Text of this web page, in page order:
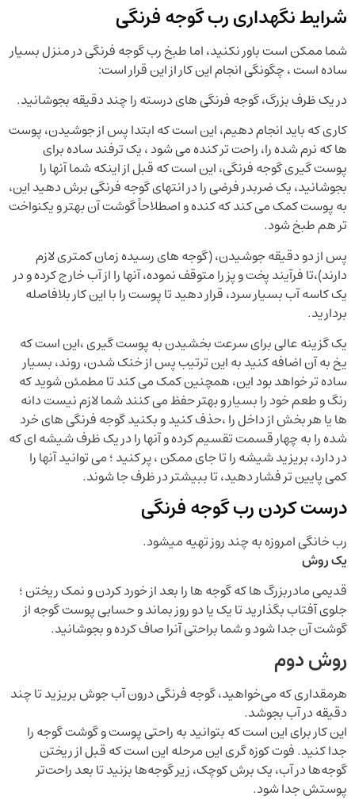
شرایط نگهداری رب گوجه فرنگی
شما ممکن است باور نکنید، اما طبخ رب گوجه فرنگی در منزل بسیار
ساده است ، چگونگی انجام این کار از این قرار است:
در یک ظرف بزرگ، گوجه فرنگی های درسته را چند دقیقه بجوشانید.
کاری که باید انجام دهیم، این است که ابتدا پس از جوشیدن، پوست
ها که نرم شده را، راحت تر کنده می شود ، یک ترفند ساده برای
پوست گیری گوجه فرنگی، این است که قبل از اینکه شما آنها را
بجوشانید، یک ضربدر فرضی را در انتهای گوجه فرنگی برش دهید این،
به پوست کمک می کند که کنده و اصطلاحاً گوشت آن بهتر و یکنواخت
تر هم طبخ شود.
پس از دو دقیقه جوشیدن، (گوجه های رسیده زمان کمتری لازم
دارند)،تا فرآیند پخت و پز را متوقف نموده، آنها را از آب خارج کرده و در
یک کاسه آب بسیار سرد، قرار دهید تا پوست را با این کار بلافاصله
بردارید.
یک گزینه عالی برای سرعت بخشیدن به پوست گیری ،این است که
یخ به آن اضافه کنید به این ترتیب پس از خنک شدن، روند، بسیار
ساده تر خواهد بود این، همچنین کمک می کند تا مطمئن شوید که
رنگ و طعم خود را بسیار و بهتر حفظ می کنند شما لازم نیست دانه
ها یا هر بخش از داخل را ،حذف کنید و بکنید گوجه فرنگی های خرد
شده را به چهار قسمت تقسیم کرده و آنها را در یک ظرف شیشه ای که
در دارد، بریزید شیشه را تا جای ممکن ، پر کنید ؛ می توانید آنها را
کمی پایین تر فشار دهید، تا ببیشتر در ظرف جا شوند.
درست کردن رب گوجه فرنگی
رب خانگی امروزه به چند روز تهیه میشود.
یک روش
قدیمی مادربزرگ ها که گوجه ها را بعد از خورد کردن و نمک ریختن ؛
جلوی آفتاب بگذارید تا یک یا دو روز بماند و حسابی پوست گوجه از
گوشت آن جدا شود و شما براحتی آنرا صاف کرده و بجوشانید.
روش دوم
هرمقداری که می‌خواهید، گوجه فرنگی درون آب جوش بریزید تا چند
دقیقه در آب بجوشد.
این کار برای این است که بتوانید به راحتی پوست و گوشت گوجه را
جدا کنید. فوت کوزه گری این مرحله این است که قبل از ریختن
گوجه‌ها در آب، یک برش کوچک، زیر گوجه‌ها بزنید تا بعد راحت‌تر
پوستش جدا شود.